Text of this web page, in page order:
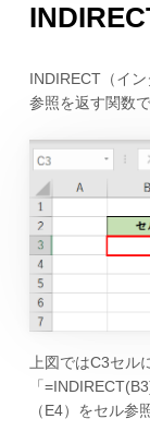
INDIRECT（イ
参照を返す関数で
上図ではC3セル
「
（E4）をセル参